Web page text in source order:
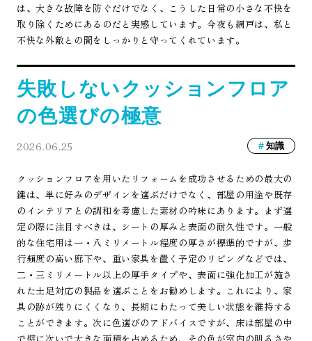
は、大きな故障を防ぐだけでなく、こうした日常の小さな不快を
取り除くためにあるのだと実感しています。今夜も網戸は、私と
不快な外敵との間をしっかりと守ってくれています。
失敗しないクッションフロア
の色選びの極意
2026.06.25 知識
クッションフロアを用いたリフォームを成功させるための最大の
鍵は、単に好みのデザインを選ぶだけでなく、部屋の用途や既存
のインテリアとの調和を考慮した素材の吟味にあります。まず選
定の際に注目すべきは、シートの厚みと表面の耐久性です。一般
的な住宅用は一・八ミリメートル程度の厚さが標準的ですが、歩
行頻度の高い廊下や、重い家具を置く予定のリビングなどでは、
二・三ミリメートル以上の厚手タイプや、表面に強化加工が施さ
れた土足対応の製品を選ぶことをお勧めします。これにより、家
具の跡が残りにくくなり、長期にわたって美しい状態を維持する
ことができます。次に色選びのアドバイスですが、床は部屋の中